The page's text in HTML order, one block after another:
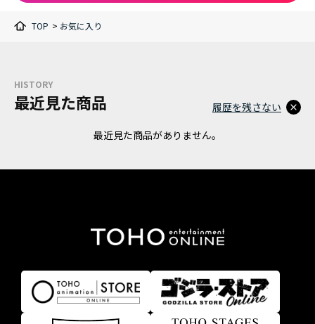
TOP > お気に入り
HISTORY
最近見た商品
最近見た商品がありません。
履歴を残さない